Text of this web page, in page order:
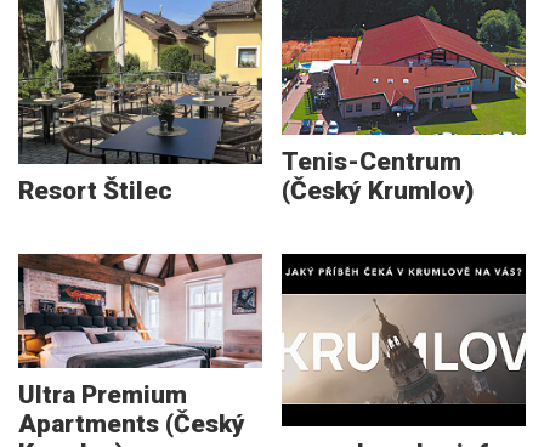
Resort Štilec
Tenis-Centrum
(Český Krumlov)
Ultra Premium
Apartments (Český